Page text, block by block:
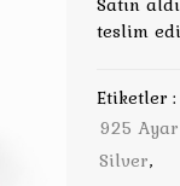
teslim
Etiketler :
925 Ayar
Silver,